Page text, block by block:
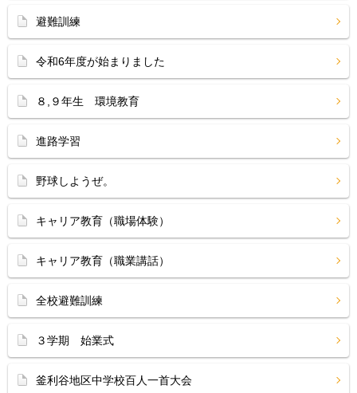
避難訓練
令和6年度が始まりました
８,９年生 環境教育
進路学習
野球しようぜ。
キャリア教育（職場体験）
キャリア教育（職業講話）
全校避難訓練
３学期 始業式
釜利谷地区中学校百人一首大会